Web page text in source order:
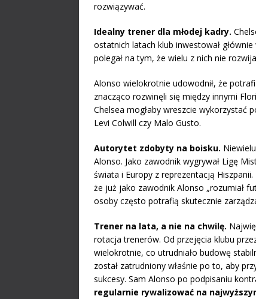
rozwiązywać.
Idealny trener dla młodej kadry.
ostatnich latach klub inwestował
polegał na tym, że wielu z nich nie
Alonso wielokrotnie udowodnił, że
znacząco rozwinęli się między innymi
Chelsea mogłaby wreszcie wykorzystać
Levi Colwill czy Malo Gusto.
Autorytet zdobyty na boisku.
Alonso. Jako zawodnik wygrywał Ligę
świata i Europy z reprezentacją
że już jako zawodnik Alonso „rozumiał
osoby często potrafią skutecznie
Trener na lata, a nie na chwilę.
rotacja trenerów. Od przejęcia klubu
wielokrotnie, co utrudniało budowę
został zatrudniony właśnie po to, aby
sukcesy. Sam Alonso po podpisaniu
regularnie rywalizować na